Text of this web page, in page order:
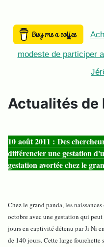
modeste de participer
Actualités de
10 août 2011 : Des
différencier une gestation
gestation avortée chez le
Chez le grand panda, les
octobre avec une gestation qui
jours en captivité détenu par Ji Ni
de 140 jours. Cette large